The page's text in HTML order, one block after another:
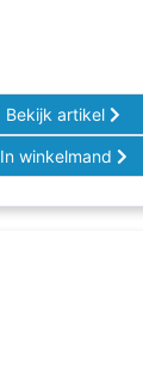
Bekijk artikel
In winkelmand